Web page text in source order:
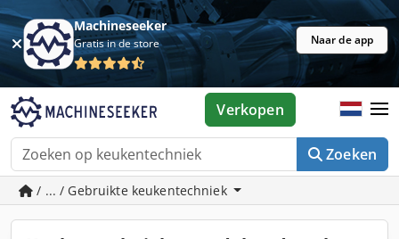
Machineseeker
Gratis in de store Naar de app
Zoeken
Verkopen
/ ... / Gebruikte keukentechniek